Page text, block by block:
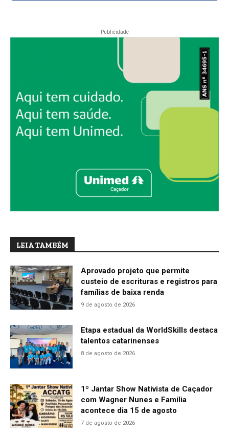
Publicidade
LEIA TAMBÉM
Aprovado projeto que permite
custeio de escrituras e registros para
famílias de baixa renda
9 de agosto de 2026
Etapa estadual da WorldSkills destaca
talentos catarinenses
8 de agosto de 2026
1º Jantar Show Nativista de Caçador
com Wagner Nunes e Família
acontece dia 15 de agosto
7 de agosto de 2026